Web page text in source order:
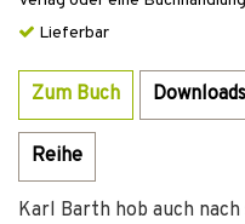
Lieferbar
Zum Buch Downloads
Reihe
Karl Barth hob auch